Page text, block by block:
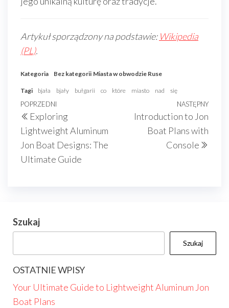
Artykuł sporządzony na podstawie: Wikipedia
(PL).
Kategoria Bez kategorii Miasta w obwodzie Ruse
Tagi bjała bjały bułgarii co które miasto nad się
Nawigacja
wpisu
Poprzedni
wpis
POPRZEDNI
Exploring
Lightweight Aluminum
Jon Boat Designs: The
Ultimate Guide
NASTĘPNY
Introduction to Jon
Boat Plans with
Console
Szukaj
Szukaj
OSTATNIE WPISY
Your Ultimate Guide to Lightweight Aluminum Jon
Boat Plans